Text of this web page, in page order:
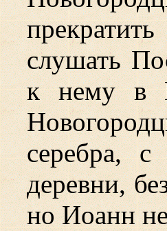
слушать
к нему в
серебра,
деревни,
но Иоанн не